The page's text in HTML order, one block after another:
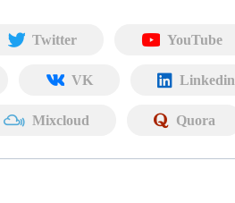
Twitter YouTube
VK Linkedin
Mixcloud Quora